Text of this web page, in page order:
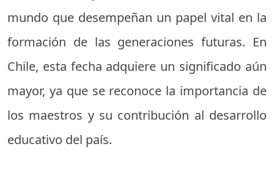
mundo que desempeñan un papel vital en la
formación de las generaciones futuras. En
Chile, esta fecha adquiere un significado aún
mayor, ya que se reconoce la importancia de
los maestros y su contribución al desarrollo
educativo del país.